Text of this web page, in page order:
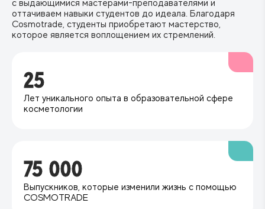
трихологических проблем.
с выдающимися мастерами-преподавателями и
оттачиваем навыки студентов до идеала. Благодаря
Cosmotrade, студенты приобретают мастерство,
которое является воплощением их стремлений.
25
Лет уникального опыта в образовательной сфере
косметологии
75 000
Выпускников, которые изменили жизнь с помощью
COSMOTRADE